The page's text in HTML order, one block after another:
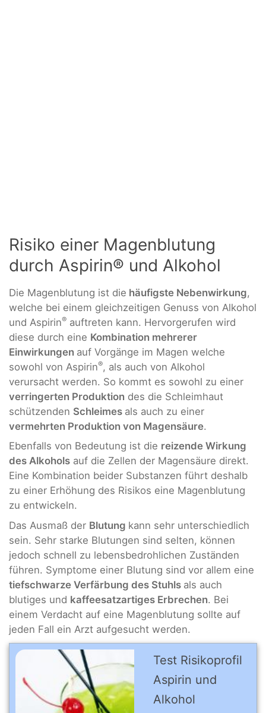
Risiko einer Magenblutung
durch Aspirin® und Alkohol
Die Magenblutung ist die häufigste Nebenwirkung,
welche bei einem gleichzeitigen Genuss von Alkohol
und Aspirin® auftreten kann. Hervorgerufen wird
diese durch eine Kombination mehrerer
Einwirkungen auf Vorgänge im Magen welche
sowohl von Aspirin®, als auch von Alkohol
verursacht werden. So kommt es sowohl zu einer
verringerten Produktion des die Schleimhaut
schützenden Schleimes als auch zu einer
vermehrten Produktion von Magensäure.
Ebenfalls von Bedeutung ist die reizende Wirkung
des Alkohols auf die Zellen der Magensäure direkt.
Eine Kombination beider Substanzen führt deshalb
zu einer Erhöhung des Risikos eine Magenblutung
zu entwickeln.
Das Ausmaß der Blutung kann sehr unterschiedlich
sein. Sehr starke Blutungen sind selten, können
jedoch schnell zu lebensbedrohlichen Zuständen
führen. Symptome einer Blutung sind vor allem eine
tiefschwarze Verfärbung des Stuhls als auch
blutiges und kaffeesatzartiges Erbrechen. Bei
einem Verdacht auf eine Magenblutung sollte auf
jeden Fall ein Arzt aufgesucht werden.
Test Risikoprofil
Aspirin und
Alkohol